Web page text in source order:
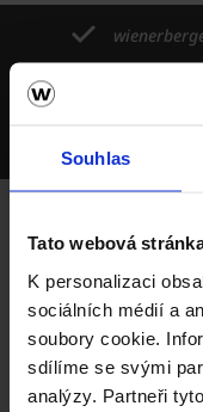
Souhlas
Tato webová
K personalizaci
sociálních médií a
soubory cookie.
sdílíme se svými
analýzy. Partneři